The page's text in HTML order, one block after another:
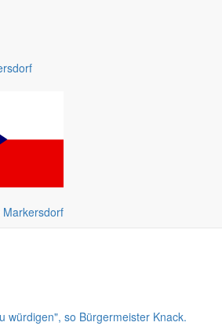
– dazu weitere Informationen.
und Kitas Verständnis aufbringen.
vor Ort wirklich wichtig ist.
würdigen", so Bürgermeister Knack.